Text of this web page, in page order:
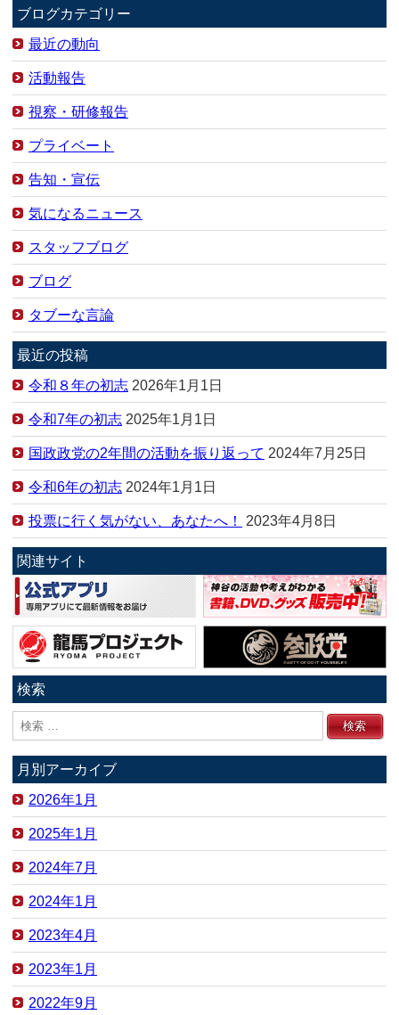
ブログカテゴリー
最近の動向
活動報告
視察・研修報告
プライベート
告知・宣伝
気になるニュース
スタッフブログ
ブログ
タブーな言論
最近の投稿
令和８年の初志 2026年1月1日
令和7年の初志 2025年1月1日
国政政党の2年間の活動を振り返って 2024年7月25日
令和6年の初志 2024年1月1日
投票に行く気がない、あなたへ！ 2023年4月8日
関連サイト
検索
月別アーカイブ
2026年1月
2025年1月
2024年7月
2024年1月
2023年4月
2023年1月
2022年9月